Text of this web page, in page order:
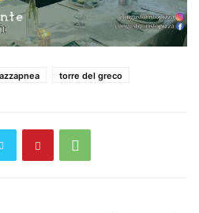
torre del greco